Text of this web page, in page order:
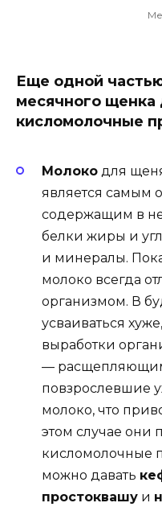
Еще одной
месячного
кисломолочные
Молоко для
является самым
содержащим в
белки жиры и
и минералы.
молоко всегда
организмом. В
усваиваться
выработки
— расщепляющим
повзрослевшие
молоко, что
этом случае они
кисломолочные
можно давать
простоквашу и